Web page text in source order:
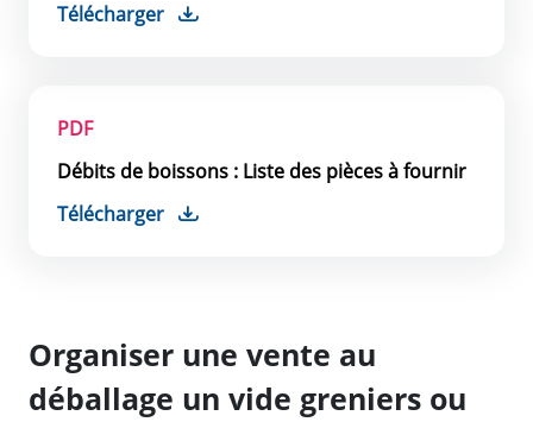
Télécharger
PDF
Débits de boissons : Liste des pièces à fournir
Télécharger
Organiser une vente au
déballage un vide greniers ou